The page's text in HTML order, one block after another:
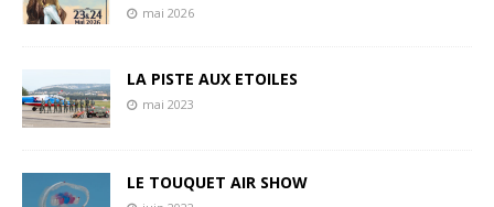
mai 2026
LA PISTE AUX ETOILES
mai 2023
LE TOUQUET AIR SHOW